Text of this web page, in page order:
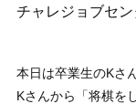
チャレジョブセン
本日は卒業生のKさ
Kさんから「将棋を